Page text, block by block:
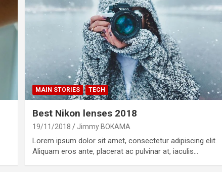
MAIN STORIES TECH
Best Nikon lenses 2018
19/11/2018 Jimmy BOKAMA
Lorem ipsum dolor sit amet, consectetur adipiscing elit.
Aliquam eros ante, placerat ac pulvinar at, iaculis…